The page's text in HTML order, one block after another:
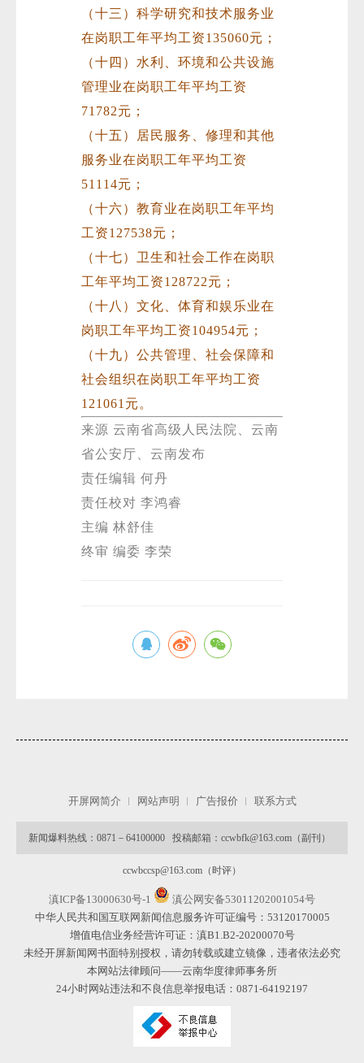
（十三）科学研究和技术服务业
在岗职工年平均工资135060元；
（十四）水利、环境和公共设施
管理业在岗职工年平均工资
71782元；
（十五）居民服务、修理和其他
服务业在岗职工年平均工资
51114元；
（十六）教育业在岗职工年平均
工资127538元；
（十七）卫生和社会工作在岗职
工年平均工资128722元；
（十八）文化、体育和娱乐业在
岗职工年平均工资104954元；
（十九）公共管理、社会保障和
社会组织在岗职工年平均工资
121061元。
来源 云南省高级人民法院、云南
省公安厅、云南发布
责任编辑 何丹
责任校对 李鸿睿
主编 林舒佳
终审 编委 李荣
开屏网简介 网站声明 广告报价 联系方式
新闻爆料热线：0871－64100000 投稿邮箱：ccwbfk@163.com（副刊）
ccwbccsp@163.com（时评）
滇ICP备13000630号-1
滇公网安备53011202001054号
中华人民共和国互联网新闻信息服务许可证编号：53120170005
增值电信业务经营许可证：滇B1.B2-20200070号
未经开屏新闻网书面特别授权，请勿转载或建立镜像，违者依法必究
本网站法律顾问——云南华度律师事务所
24小时网站违法和不良信息举报电话：0871-64192197